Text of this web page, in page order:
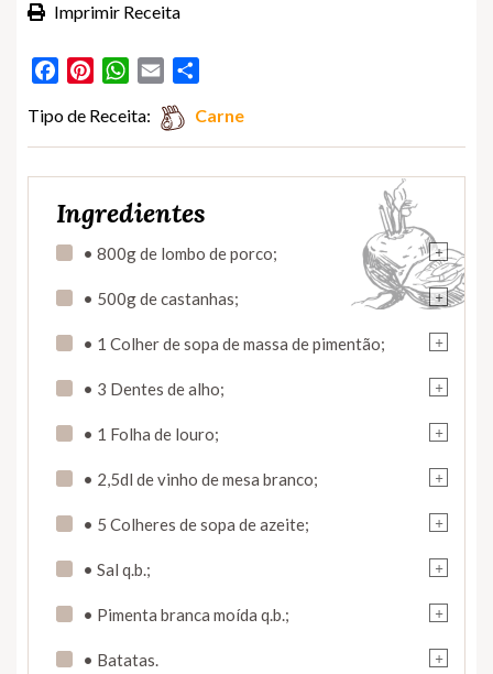
Imprimir Receita
FacebookPinterestWhatsApp
Email
Tipo de Receita: Carne
Ingredientes
+
• 800g de lombo de porco;
+
• 500g de castanhas;
+
• 1 Colher de sopa de massa de pimentão;
+
• 3 Dentes de alho;
+
• 1 Folha de louro;
+
• 2,5dl de vinho de mesa branco;
+
• 5 Colheres de sopa de azeite;
+
• Sal q.b.;
+
• Pimenta branca moída q.b.;
+
• Batatas.